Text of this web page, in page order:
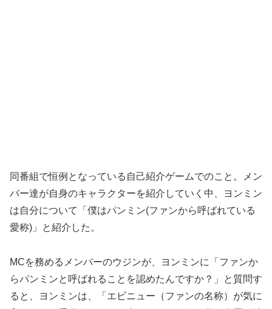
同番組で恒例となっている自己紹介ゲームでのこと。メン
バー達が自身のキャラクターを紹介していく中、ヨンミン
は自分について「僕はパンミン(ファンから呼ばれている
愛称)」と紹介した。
MCを務めるメンバーのウジンが、ヨンミンに「ファンか
らパンミンと呼ばれることを認めたんですか？」と質問す
ると、ヨンミンは、「エビニュー（ファンの名称）が気に